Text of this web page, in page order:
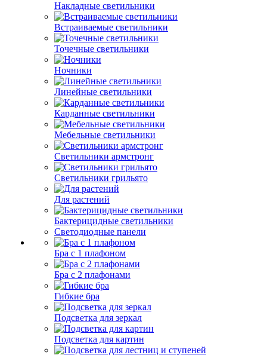
Накладные светильники
Встраиваемые светильники
Точечные светильники
Ночники
Линейные светильники
Карданные светильники
Мебельные светильники
Светильники армстронг
Светильники грильято
Для растений
Бактерицидные светильники
Светодиодные панели
Бра с 1 плафоном
Бра с 2 плафонами
Гибкие бра
Подсветка для зеркал
Подсветка для картин